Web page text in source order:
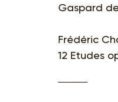
Gaspard
Frédéric
12 Etudes